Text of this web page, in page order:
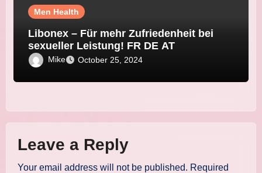
Men Health
Libonex – Für mehr Zufriedenheit bei
sexueller Leistung! FR DE AT
Mike October 25, 2024
Leave a Reply
Your email address will not be published. Required